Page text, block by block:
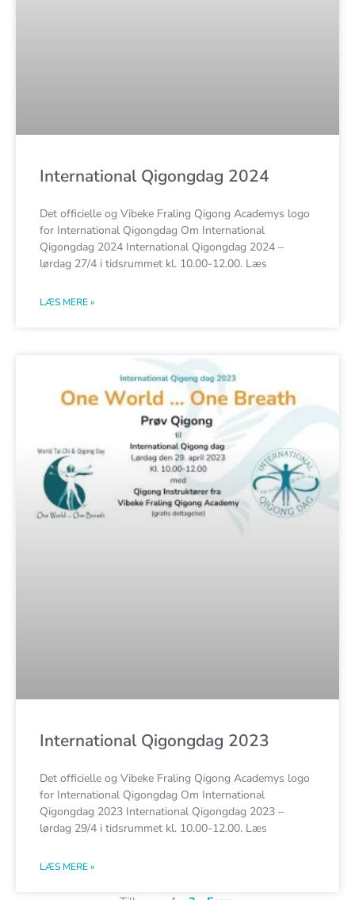
International Qigongdag 2024
Det officielle og Vibeke Fraling Qigong Academys logo
for International Qigongdag Om International
Qigongdag 2024 International Qigongdag 2024 –
lørdag 27/4 i tidsrummet kl. 10.00-12.00. Læs
LÆS MERE »
International Qigongdag 2023
Det officielle og Vibeke Fraling Qigong Academys logo
for International Qigongdag Om International
Qigongdag 2023 International Qigongdag 2023 –
lørdag 29/4 i tidsrummet kl. 10.00-12.00. Læs
LÆS MERE »